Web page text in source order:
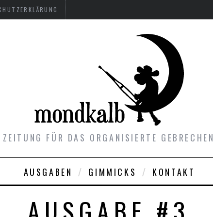
ZEITUNG FÜR DAS ORGANISIERTE GEBRECHEN
AUSGABEN GIMMICKS KONTAKT